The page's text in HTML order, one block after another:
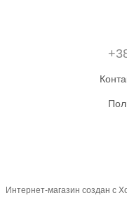
Интернет-магазин создан с